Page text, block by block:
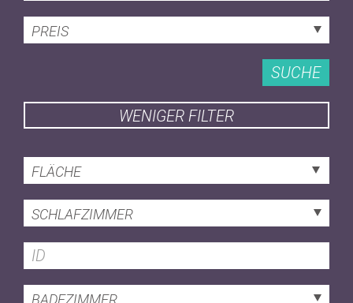
PREIS
SUCHE
WENIGER FILTER
FLÄCHE
SCHLAFZIMMER
BADEZIMMER